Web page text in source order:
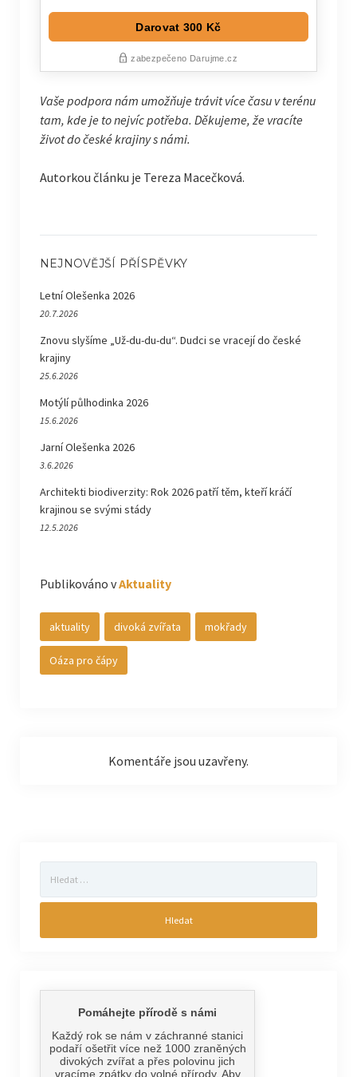
Vaše podpora nám umožňuje trávit více času v terénu
tam, kde je to nejvíc potřeba. Děkujeme, že vracíte
život do české krajiny s námi.
Autorkou článku je Tereza Macečková.
NEJNOVĚJŠÍ PŘÍSPĚVKY
Letní Olešenka 2026
20.7.2026
Znovu slyšíme „Už-du-du-du“. Dudci se vracejí do české
krajiny
25.6.2026
Motýlí půlhodinka 2026
15.6.2026
Jarní Olešenka 2026
3.6.2026
Architekti biodiverzity: Rok 2026 patří těm, kteří kráčí
krajinou se svými stády
12.5.2026
Publikováno vAktuality
aktuality divoká zvířata mokřady
Oáza pro čápy
Komentáře jsou uzavřeny.